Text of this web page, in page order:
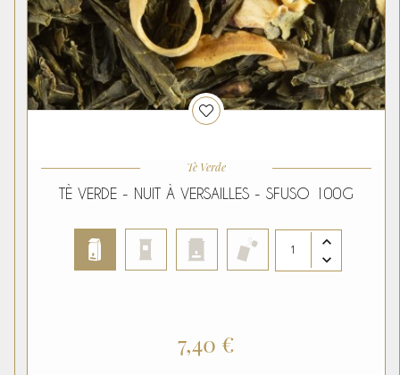
Tè Verde
TÈ VERDE - NUIT À VERSAILLES - SFUSO 100G
7,40 €